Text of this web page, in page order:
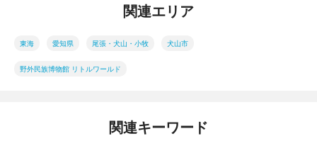
関連エリア
東海 愛知県 尾張・犬山・小牧 犬山市
野外民族博物館 リトルワールド
関連キーワード